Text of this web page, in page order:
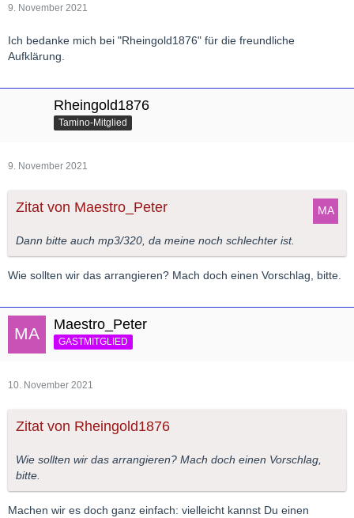
9. November 2021
Ich bedanke mich bei "Rheingold1876" für die freundliche
Aufklärung.
Rheingold1876
Tamino-Mitglied
9. November 2021
Zitat von Maestro_Peter
Dann bitte auch mp3/320, da meine noch schlechter ist.
Wie sollten wir das arrangieren? Mach doch einen Vorschlag, bitte.
Maestro_Peter
GASTMITGLIED
10. November 2021
Zitat von Rheingold1876
Wie sollten wir das arrangieren? Mach doch einen Vorschlag,
bitte.
Machen wir es doch ganz einfach: vielleicht kannst Du einen